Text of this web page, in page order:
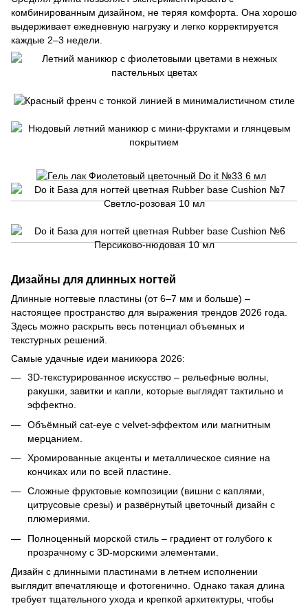
комбинированным дизайном, не теряя комфорта. Она хорошо
выдерживает ежедневную нагрузку и легко корректируется
каждые 2–3 недели.
Дизайны для длинных ногтей
Длинные ногтевые пластины (от 6–7 мм и больше) –
настоящее пространство для выражения трендов 2026 года.
Здесь можно раскрыть весь потенциал объемных и
текстурных решений.
Самые удачные идеи маникюра 2026:
3D-текстурированное искусство – рельефные волны,
ракушки, завитки и капли, которые выглядят тактильно и
эффектно.
Объёмный cat-eye с velvet-эффектом или магнитным
мерцанием.
Хромированные акценты и металлическое сияние на
кончиках или по всей пластине.
Сложные фруктовые композиции (вишни с каплями,
цитрусовые срезы) и развёрнутый цветочный дизайн с
плюмериями.
Полноценный морской стиль – градиент от голубого к
прозрачному с 3D-морскими элементами.
Дизайн с длинными пластинами в летнем исполнении
выглядит впечатляюще и фотогенично. Однако такая длина
требует тщательного ухода и крепкой архитектуры, чтобы